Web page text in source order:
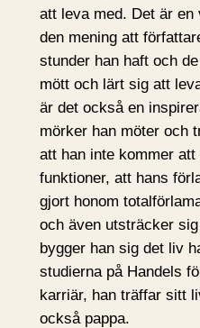
att leva med. Det är
den mening att
stunder han haft och
mött och lärt sig att
är det också en
mörker han möter och
att han inte kommer
funktioner, att hans
gjort honom
och även utsträcker
bygger han sig det liv
studierna på Handels
karriär, han träffar sitt
också pappa.